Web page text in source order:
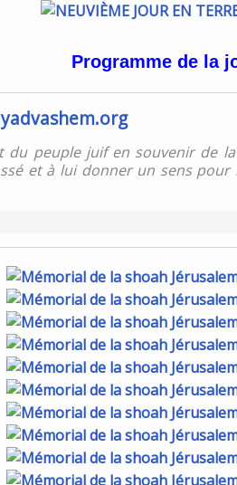
Programme de la
du peuple juif en souvenir de
et à lui donner un sens